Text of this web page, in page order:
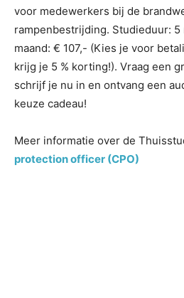
voor medewerkers bij de
rampenbestrijding. Studieduur: 5
maand: € 107,- (Kies je voor
krijg je 5 % korting!). Vraag een
schrijf je nu in en ontvang een
keuze cadeau!
Meer informatie over de
protection officer (CPO)